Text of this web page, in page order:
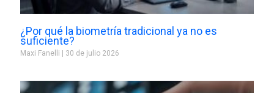
¿Por qué la biometría tradicional ya no es
suficiente?
Maxi Fanelli 30 de julio 2026